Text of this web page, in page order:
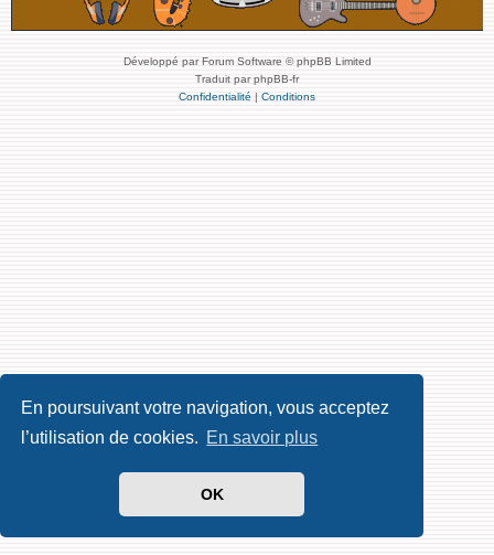
En poursuivant votre navigation, vous acceptez
l’utilisation de cookies. En savoir plus
OK
Développé par Forum Software © phpBB Limited
Traduit par phpBB-fr
Confidentialité | Conditions